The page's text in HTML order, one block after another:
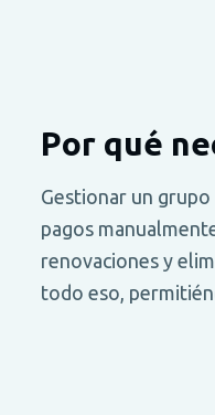
Por qué
Gestionar un
pagos
renovaciones y
todo eso,